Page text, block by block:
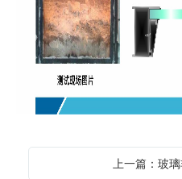
上一篇：玻